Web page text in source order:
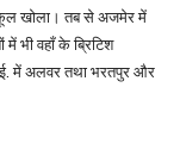
खोला। तब से अजमेर में
में भी वहाँ के ब्रिटिश
में अलवर तथा भरतपुर और